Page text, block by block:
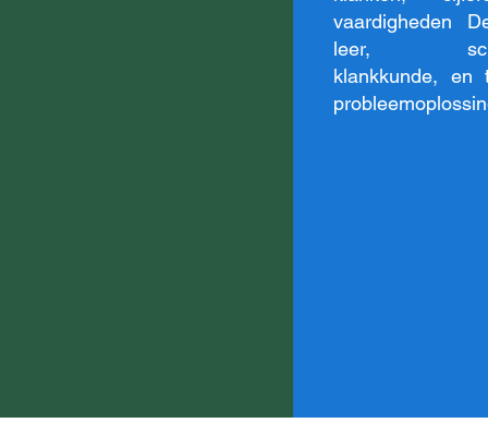
vaardigheden
leer,
klankkunde, en